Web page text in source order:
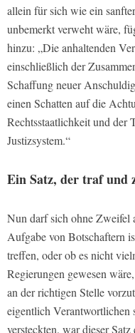
allein für sich wie ein
unbemerkt verweht wäre,
hinzu: „Die anhaltenden
einschließlich der
Schaffung neuer
einen Schatten auf die
Rechtsstaatlichkeit und der
Justizsystem.“
Ein Satz, der traf und
Nun darf sich ohne Zweifel
Aufgabe von Botschaftern
treffen, oder ob es nicht
Regierungen gewesen
an der richtigen Stelle
eigentlich Verantwortlichen
versteckten, war dieser